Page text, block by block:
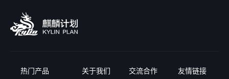
热门产品 关于我们 交流合作 友情链接